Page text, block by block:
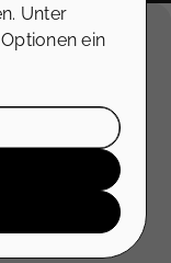
Media
externen
der
manuellen
Unter
ein